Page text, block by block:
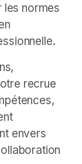
les normes
recrue
envers